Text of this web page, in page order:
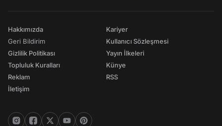
Hakkımızda
Geri Bildirim
Gizlilik Politikası
Topluluk Kuralları
Reklam
İletişim
Kariyer
Kullanıcı Sözleşmesi
Yayın İlkeleri
Künye
RSS